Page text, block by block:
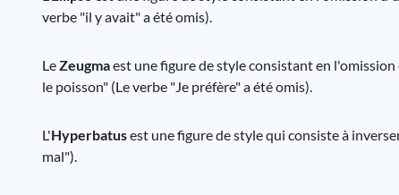
verbe "il y avait" a été omis).
LeZeugmaest une figure de style consistant en
le poisson" (Le verbe "Je préfère" a été omis).
L'Hyperbatusest une figure de style qui consiste à
mal").